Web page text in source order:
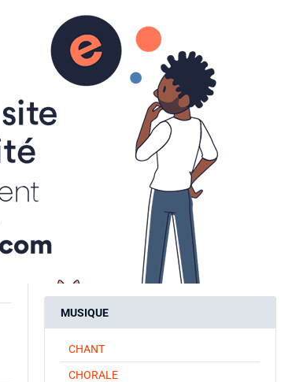
ACTUALITES
SPORT A LA CARTE
ATELIER CREATIF
CALLIGRAPHIE
MUSIQUE
CHANT
CHORALE